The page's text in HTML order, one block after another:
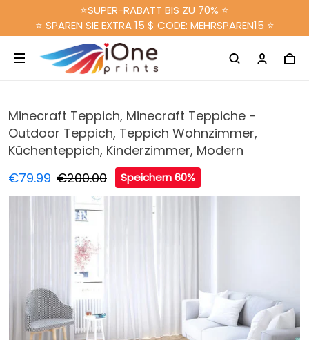
⭐SUPER-RABATT BIS ZU 70% ⭐
⭐ SPAREN SIE EXTRA 15 $ CODE: MEHRSPAREN15 ⭐
Minecraft Teppich, Minecraft Teppiche -
Outdoor Teppich, Teppich Wohnzimmer,
Küchenteppich, Kinderzimmer, Modern
€79.99 €200.00 Speichern 60%